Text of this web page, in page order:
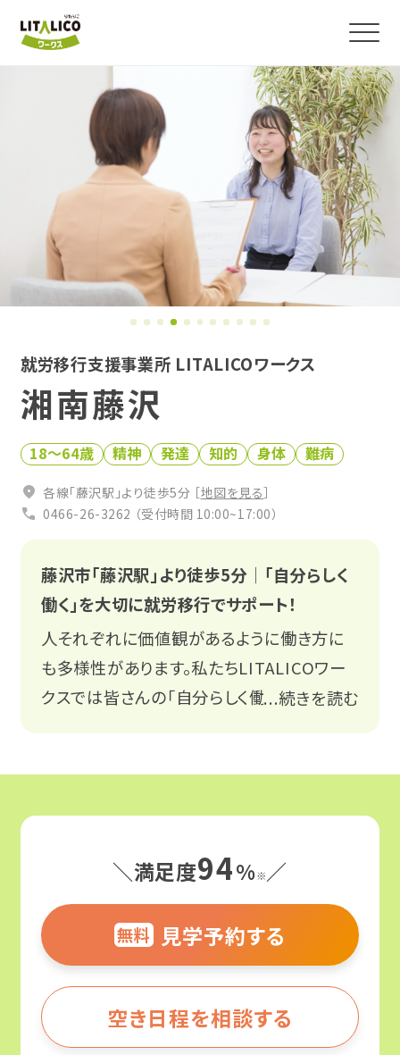
よくわかる！就労移行支援
サービス紹介
障害のある方の就職事例
事業所を探す
お役立ちコラム・イベント
お役立ち仕事コラム
相談会・イベントに参加する
0120-951-712
受付時間 平日10:00〜17:00
無料
関係機関の皆様 Q&A
よくわかる！就労移行支援
就労移行支援ってなんだろう？
就労移行支援と就労継続支援の違いとは？
何ができる場所なの？
就労移行支援
カリキュラム
障害のある方の就職事例
そのひとりのストーリー
事業所を探す
就労移行支援事業所 LITALICOワークス
湘南藤沢
18〜64歳 精神 発達 知的 身体 難病
各線「藤沢駅」より徒歩5分 ［地図を見る］
0466-26-3262 （受付時間 10:00~17:00）
藤沢市「藤沢駅」より徒歩5分│「自分らしく
働く」を大切に就労移行でサポート！
人それぞれに価値観があるように働き方に
も多様性があります。私たちLITALICOワー
クスでは皆さんの「自分らしく働く」を全力で
いを一緒に考え、悩み、皆さんらしさが輝くお
まずはお気軽にご相談くださいませ！スタッフ
一同お待ちしております。
...続きを読む
＼満足度94%※／
無料 見学予約する
空き日程を相談する